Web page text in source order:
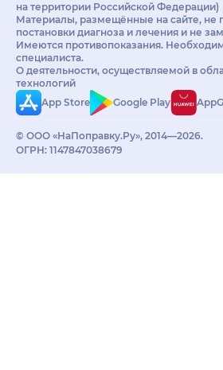
на территории Российской Федерации)
Материалы, размещённые на сайте, не
постановки диагноза и лечения и не
Имеются противопоказания.
специалиста.
О деятельности, осуществляемой в
технологий
App Store
Google Play
© ООО «НаПоправку.Ру», 2014—2026.
ОГРН: 1147847038679